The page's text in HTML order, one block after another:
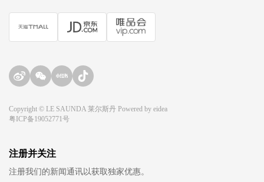
Copyright © LE SAUNDA 莱尔斯丹 Powered by eidea
粤ICP备19052771号
注册并关注
注册我们的新闻通讯以获取独家优惠。